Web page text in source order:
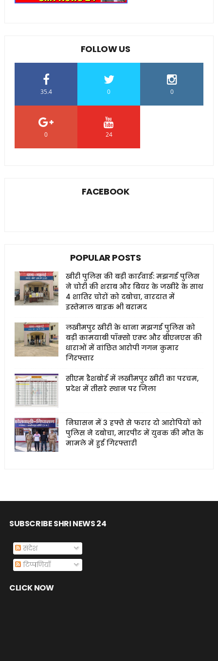
FOLLOW US
35.4 0 0
0 24
FACEBOOK
POPULAR POSTS
खीरी पुलिस की बड़ी कार्रवाई: मझगई पुलिस
ने चोरी की शराब और बियर के जखीरे के साथ
4 शातिर चोरों को दबोचा, वारदात में
इस्तेमाल बाइक भी बरामद
लखीमपुर खीरी के थाना मझगई पुलिस को
बड़ी कामयाबी पॉक्सो एक्ट और बीएनएस की
धाराओं में वांछित आरोपी गगन कुमार
गिरफ्तार
सीएम डैशबोर्ड में लखीमपुर खीरी का परचम,
प्रदेश में तीसरे स्थान पर जिला
निघासन में 3 हफ्ते से फरार दो आरोपियों को
पुलिस ने दबोचा, मारपीट में युवक की मौत के
मामले में हुई गिरफ्तारी
SUBSCRIBE SHRI NEWS 24
संदेश
टिप्पणियाँ
CLICK NOW